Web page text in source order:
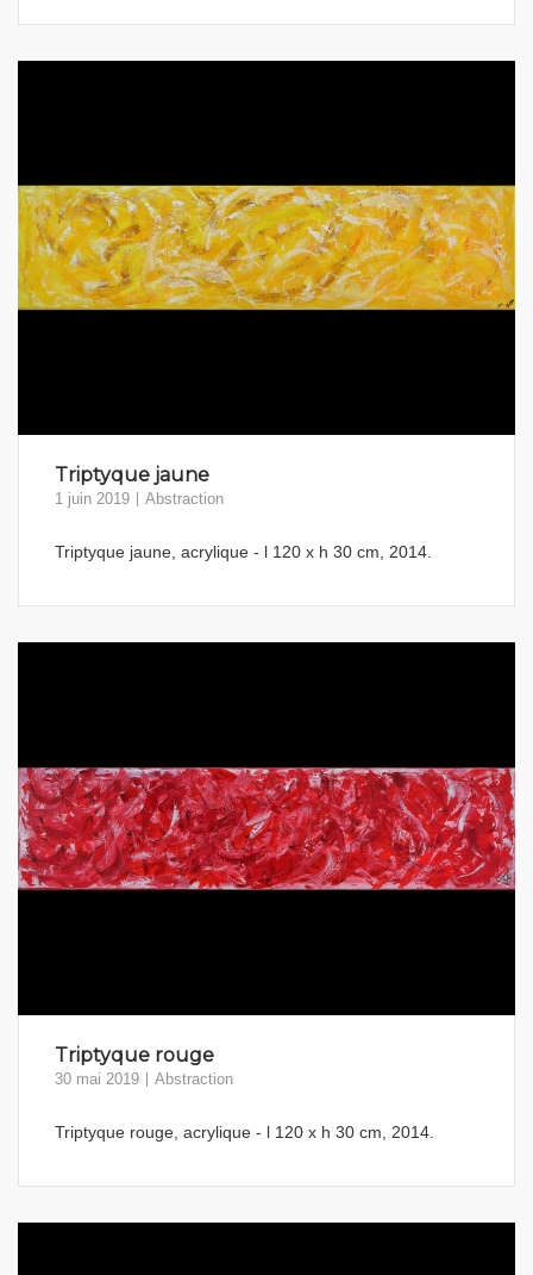
Triptyque jaune
1 juin 2019 Abstraction
Triptyque jaune, acrylique - l 120 x h 30 cm, 2014.
Triptyque rouge
30 mai 2019 Abstraction
Triptyque rouge, acrylique - l 120 x h 30 cm, 2014.